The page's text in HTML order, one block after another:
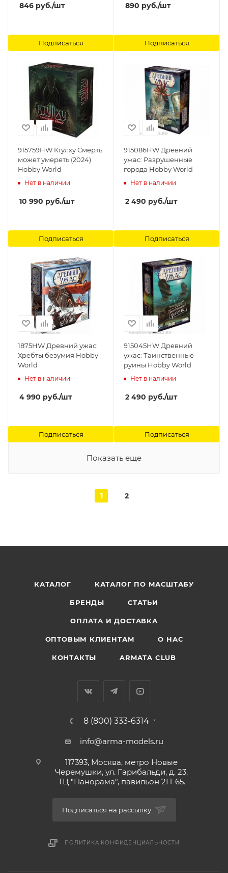
846 руб./шт
Подписаться
890 руб./шт
Подписаться
915759HW Ктулху Смерть
может умереть (2024)
Hobby World
Нет в наличии
10 990 руб./шт
Подписаться
915086HW Древний
ужас: Разрушенные
города Hobby World
Нет в наличии
2 490 руб./шт
Подписаться
1875HW Древний ужас:
Хребты безумия Hobby
World
Нет в наличии
4 990 руб./шт
Подписаться
915045HW Древний
ужас: Таинственные
руины Hobby World
Нет в наличии
2 490 руб./шт
Подписаться
Показать еще
1 2
КАТАЛОГ КАТАЛОГ ПО МАСШТАБУ
БРЕНДЫ СТАТЬИ
ОПЛАТА И ДОСТАВКА
ОПТОВЫМ КЛИЕНТАМ О НАС
КОНТАКТЫ ARMATA CLUB
8 (800) 333-6314
info@arma-models.ru
117393, Москва, метро Новые
Черемушки, ул. Гарибальди, д. 23,
ТЦ "Панорама", павильон 2П-65.
Подписаться на рассылку
ПОЛИТИКА КОНФИДЕНЦИАЛЬНОСТИ